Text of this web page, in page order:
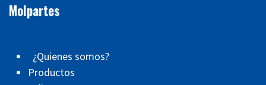
Molpartes
¿Quienes somos?
Productos